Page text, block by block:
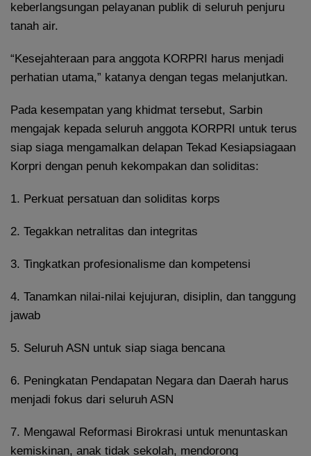
keberlangsungan pelayanan publik di seluruh penjuru
tanah air.
“Kesejahteraan para anggota KORPRI harus menjadi
perhatian utama,” katanya dengan tegas melanjutkan.
Pada kesempatan yang khidmat tersebut, Sarbin
mengajak kepada seluruh anggota KORPRI untuk terus
siap siaga mengamalkan delapan Tekad Kesiapsiagaan
Korpri dengan penuh kekompakan dan soliditas:
1. Perkuat persatuan dan soliditas korps
2. Tegakkan netralitas dan integritas
3. Tingkatkan profesionalisme dan kompetensi
4. Tanamkan nilai-nilai kejujuran, disiplin, dan tanggung
jawab
5. Seluruh ASN untuk siap siaga bencana
6. Peningkatan Pendapatan Negara dan Daerah harus
menjadi fokus dari seluruh ASN
7. Mengawal Reformasi Birokrasi untuk menuntaskan
kemiskinan, anak tidak sekolah, mendorong